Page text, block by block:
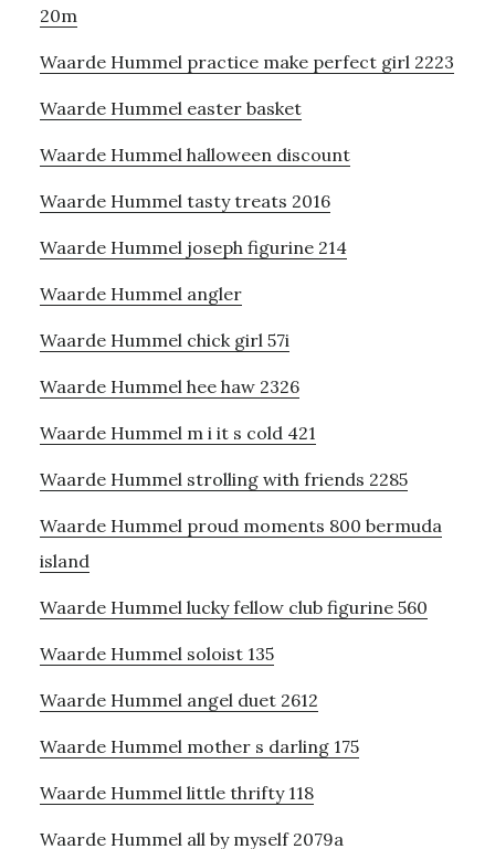
20m
Waarde Hummel practice make perfect girl 2223
Waarde Hummel easter basket
Waarde Hummel halloween discount
Waarde Hummel tasty treats 2016
Waarde Hummel joseph figurine 214
Waarde Hummel angler
Waarde Hummel chick girl 57i
Waarde Hummel hee haw 2326
Waarde Hummel m i it s cold 421
Waarde Hummel strolling with friends 2285
Waarde Hummel proud moments 800 bermuda
island
Waarde Hummel lucky fellow club figurine 560
Waarde Hummel soloist 135
Waarde Hummel angel duet 2612
Waarde Hummel mother s darling 175
Waarde Hummel little thrifty 118
Waarde Hummel all by myself 2079a